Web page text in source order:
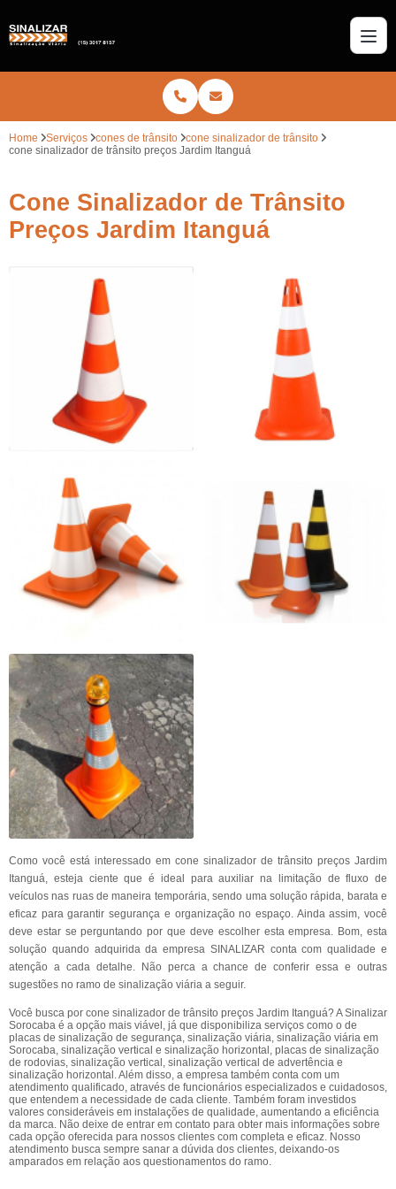
Home Serviços cones de trânsito
cone sinalizador de trânsito
cone sinalizador de trânsito preços Jardim Itanguá
Cone Sinalizador de Trânsito
Preços Jardim Itanguá
Como você está interessado em cone sinalizador de trânsito preços Jardim
Itanguá, esteja ciente que é ideal para auxiliar na limitação de fluxo de
veículos nas ruas de maneira temporária, sendo uma solução rápida, barata e
eficaz para garantir segurança e organização no espaço. Ainda assim, você
deve estar se perguntando por que deve escolher esta empresa. Bom, esta
solução quando adquirida da empresa SINALIZAR conta com qualidade e
atenção a cada detalhe. Não perca a chance de conferir essa e outras
sugestões no ramo de sinalização viária a seguir.
Você busca por cone sinalizador de trânsito preços Jardim Itanguá? A Sinalizar
Sorocaba é a opção mais viável, já que disponibiliza serviços como o de
placas de sinalização de segurança, sinalização viária, sinalização viária em
Sorocaba, sinalização vertical e sinalização horizontal, placas de sinalização
de rodovias, sinalização vertical, sinalização vertical de advertência e
sinalização horizontal. Além disso, a empresa também conta com um
atendimento qualificado, através de funcionários especializados e cuidadosos,
que entendem a necessidade de cada cliente. Também foram investidos
valores consideráveis em instalações de qualidade, aumentando a eficiência
da marca. Não deixe de entrar em contato para obter mais informações sobre
cada opção oferecida para nossos clientes com completa e eficaz. Nosso
atendimento busca sempre sanar a dúvida dos clientes, deixando-os
amparados em relação aos questionamentos do ramo.